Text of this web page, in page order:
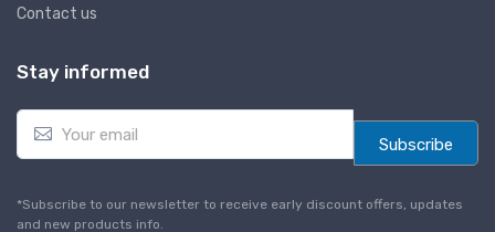
Contact us
Stay informed
E
a
l
*
Subscribe
*Subscribe to our newsletter to receive early discount offers, updates
and new products info.